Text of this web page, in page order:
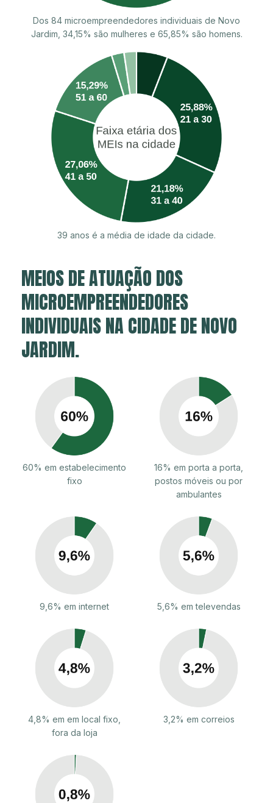
Dos 84 microempreendedores individuais de Novo
Jardim, 34,15% são mulheres e 65,85% são homens.
39 anos é a média de idade da cidade.
MEIOS DE ATUAÇÃO DOS
MICROEMPREENDEDORES
INDIVIDUAIS NA CIDADE DE NOVO
JARDIM.
60% em estabelecimento
fixo
16% em porta a porta,
postos móveis ou por
ambulantes
9,6% em internet 5,6% em televendas
4,8% em em local fixo,
fora da loja
3,2% em correios